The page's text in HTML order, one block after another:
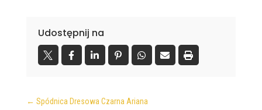
Udostępnij na
← Spódnica Dresowa Czarna Ariana